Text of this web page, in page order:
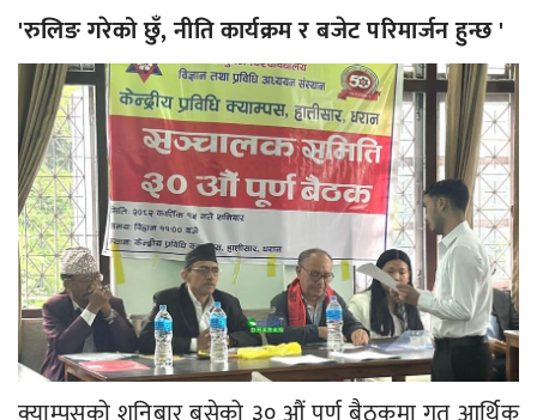
'रुलिङ गरेको छुँ, नीति कार्यक्रम र बजेट परिमार्जन हुन्छ '